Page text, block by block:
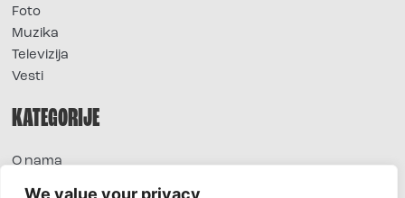
We value your privacy
Foto
Muzika
Televizija
Vesti
KATEGORIJE
O nama